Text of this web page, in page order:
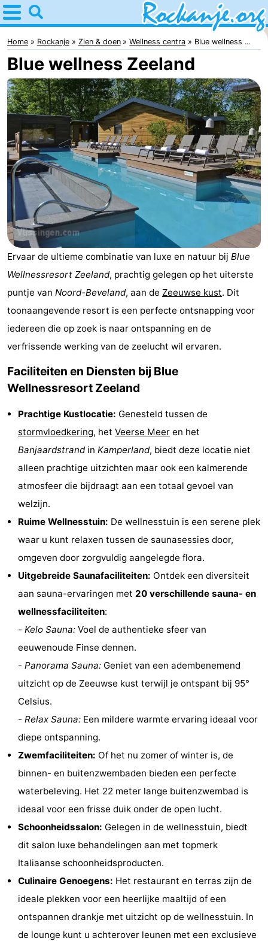
Home
Rockanje
Tips
Voor
Appartementen
Bed
(&
breakfasts)
Campings
Hotels
Vakantiehuizen
Cape
-
Zeeland
Rondeweibos
Waterbos
Last
minutes
Strand
Zien
Bezienswaardigheden
Musea
-
Monumenten
Uitkijkpunten
Attracties
Rondvaarten
Speeltuinen
Binnenspeeltuinen
Wellness
centra
Dorpen
Steden
Natuur
Sporten
Zwembaden
Surfen
Eten
drinken
Evenementen
Praktisch
Forum
Home Rockanje Zien & doen Wellness centra Blue wellness ...
Blue wellness Zeeland
Ervaar de ultieme combinatie van luxe en natuur bij Blue
Wellnessresort Zeeland, prachtig gelegen op het uiterste
puntje van Noord-Beveland, aan de Zeeuwse kust. Dit
toonaangevende resort is een perfecte ontsnapping voor
iedereen die op zoek is naar ontspanning en de
verfrissende werking van de zeelucht wil ervaren.
Faciliteiten en Diensten bij Blue
Wellnessresort Zeeland
Prachtige Kustlocatie: Genesteld tussen de
stormvloedkering, het Veerse Meer en het
Banjaardstrandin Kamperland, biedt deze locatie niet
alleen prachtige uitzichten maar ook een kalmerende
atmosfeer die bijdraagt aan een totaal gevoel van
welzijn.
Ruime Wellnesstuin: De wellnesstuin is een serene plek
waar u kunt relaxen tussen de saunasessies door,
omgeven door zorgvuldig aangelegde flora.
Uitgebreide Saunafaciliteiten: Ontdek een diversiteit
aan sauna-ervaringen met 20 verschillende sauna- en
wellnessfaciliteiten:
- Kelo Sauna: Voel de authentieke sfeer van
eeuwenoude Finse dennen.
- Panorama Sauna: Geniet van een adembenemend
uitzicht op de Zeeuwse kust terwijl je ontspant bij 95°
Celsius.
- Relax Sauna: Een mildere warmte ervaring ideaal voor
diepe ontspanning.
Zwemfaciliteiten: Of het nu zomer of winter is, de
binnen- en buitenzwembaden bieden een perfecte
waterbeleving. Het 22 meter lange buitenzwembad is
ideaal voor een frisse duik onder de open lucht.
Schoonheidssalon: Gelegen in de wellnesstuin, biedt
dit salon luxe behandelingen aan met topmerk
Italiaanse schoonheidsproducten.
Culinaire Genoegens: Het restaurant en terras zijn de
ideale plekken voor een heerlijke maaltijd of een
ontspannen drankje met uitzicht op de wellnesstuin. In
de lounge kunt u achterover leunen met een exclusieve